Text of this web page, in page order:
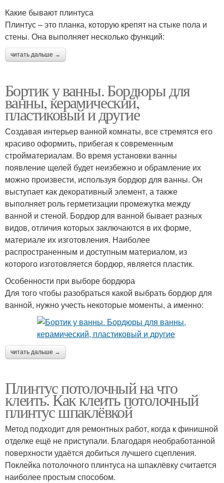
Какие бывают плинтуса
Плинтус – это планка, которую крепят на стыке пола и
стены. Она выполняет несколько функций:
читать дальше →
Бортик у ванны. Бордюры для
ванны, керамический,
пластиковый и другие
Создавая интерьер ванной комнаты, все стремятся его
красиво оформить, прибегая к современным
стройматериалам. Во время установки ванны
появление щелей будет неизбежно и обрамление их
можно произвести, используя бордюр для ванны. Он
выступает как декоративный элемент, а также
выполняет роль герметизации промежутка между
ванной и стеной. Бордюр для ванной бывает разных
видов, отличия которых заключаются в их форме,
материале их изготовления. Наиболее
распространенным и доступным материалом, из
которого изготовляется бордюр, является пластик.
Особенности при выборе бордюра
Для того чтобы разобраться какой выбрать бордюр для
ванной, нужно учесть некоторые моменты, а именно:
читать дальше →
Плинтус потолочный на что
клеить. Как клеить потолочный
плинтус шпаклёвкой
Метод подходит для ремонтных работ, когда к финишной
отделке ещё не приступали. Благодаря необработанной
поверхности удаётся добиться лучшего сцепления.
Поклейка потолочного плинтуса на шпаклёвку считается
наиболее простым способом.